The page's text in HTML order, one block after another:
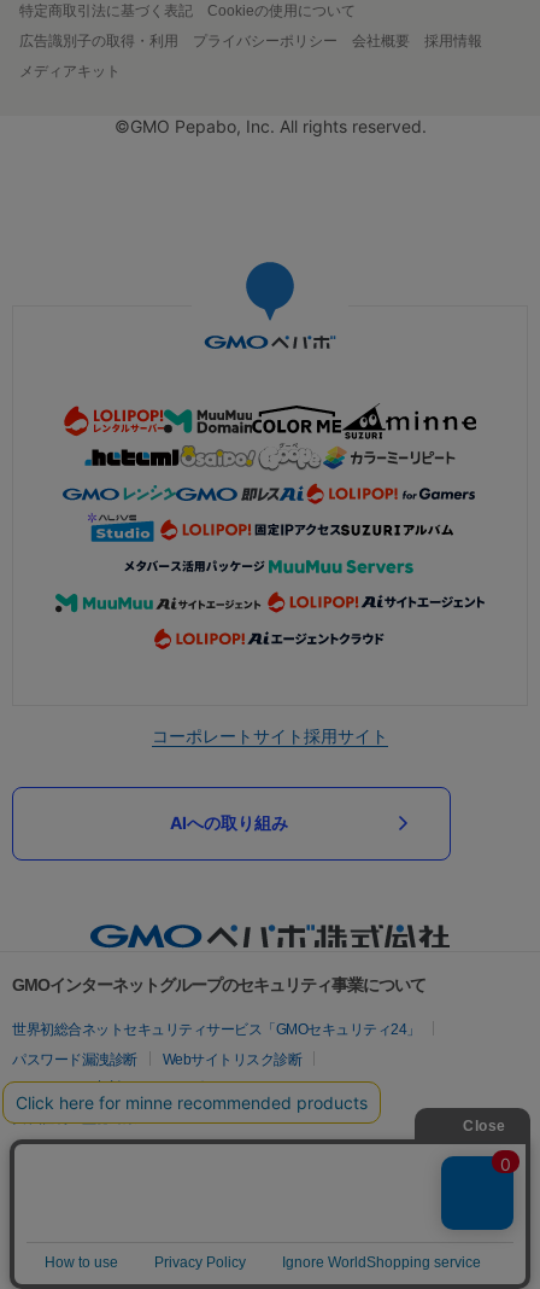
特定商取引法に基づく表記
Cookieの使用について
広告識別子の取得・利用
プライバシーポリシー 会社概要
採用情報
メディアキット
©GMO Pepabo, Inc. All rights reserved.
コーポレートサイト採用サイト
AIへの取り組み
GMOインターネットグループのセキュリティ事業について
世界初総合ネットセキュリティサービス「GMOセキュリティ24」
パスワード漏洩診断
Webサイトリスク診断
セキュリティ相談AIチャットボット
実在証明・盗聴対策
サイバー攻撃対策（GMOサイバーセキュリティ byイエラエ）